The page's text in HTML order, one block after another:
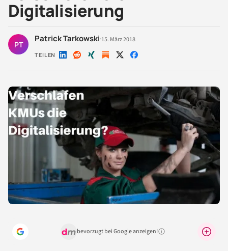
Digitalisierung
PT
Patrick Tarkowski·15. März 2018
TEILEN Auf Auf Auf Auf Auf
bevorzugt bei Google anzeigen!Warum lohnt sich das?